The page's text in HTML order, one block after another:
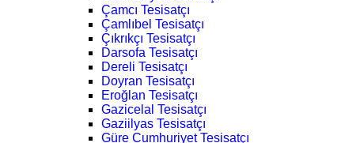
Çamcı Tesisatçı
Çamlıbel Tesisatçı
Çıkrıkçı Tesisatçı
Darsofa Tesisatçı
Dereli Tesisatçı
Doyran Tesisatçı
Eroğlan Tesisatçı
Gazicelal Tesisatçı
Gaziilyas Tesisatçı
Güre Cumhuriyet Tesisatçı